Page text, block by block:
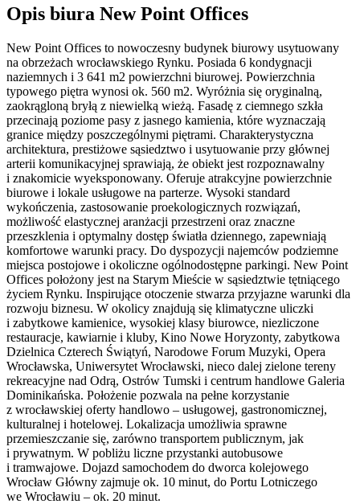
Opis biura New Point Offices
New Point Offices to nowoczesny budynek biurowy usytuowany
na obrzeżach wrocławskiego Rynku. Posiada 6 kondygnacji
naziemnych i 3 641 m2 powierzchni biurowej. Powierzchnia
typowego piętra wynosi ok. 560 m2. Wyróżnia się oryginalną,
zaokrągloną bryłą z niewielką wieżą. Fasadę z ciemnego szkła
przecinają poziome pasy z jasnego kamienia, które wyznaczają
granice między poszczególnymi piętrami. Charakterystyczna
architektura, prestiżowe sąsiedztwo i usytuowanie przy głównej
arterii komunikacyjnej sprawiają, że obiekt jest rozpoznawalny
i znakomicie wyeksponowany. Oferuje atrakcyjne powierzchnie
biurowe i lokale usługowe na parterze. Wysoki standard
wykończenia, zastosowanie proekologicznych rozwiązań,
możliwość elastycznej aranżacji przestrzeni oraz znaczne
przeszklenia i optymalny dostęp światła dziennego, zapewniają
komfortowe warunki pracy. Do dyspozycji najemców podziemne
miejsca postojowe i okoliczne ogólnodostępne parkingi. New Point
Offices położony jest na Starym Mieście w sąsiedztwie tętniącego
życiem Rynku. Inspirujące otoczenie stwarza przyjazne warunki dla
rozwoju biznesu. W okolicy znajdują się klimatyczne uliczki
i zabytkowe kamienice, wysokiej klasy biurowce, niezliczone
restauracje, kawiarnie i kluby, Kino Nowe Horyzonty, zabytkowa
Dzielnica Czterech Świątyń, Narodowe Forum Muzyki, Opera
Wrocławska, Uniwersytet Wrocławski, nieco dalej zielone tereny
rekreacyjne nad Odrą, Ostrów Tumski i centrum handlowe Galeria
Dominikańska. Położenie pozwala na pełne korzystanie
z wrocławskiej oferty handlowo – usługowej, gastronomicznej,
kulturalnej i hotelowej. Lokalizacja umożliwia sprawne
przemieszczanie się, zarówno transportem publicznym, jak
i prywatnym. W pobliżu liczne przystanki autobusowe
i tramwajowe. Dojazd samochodem do dworca kolejowego
Wrocław Główny zajmuje ok. 10 minut, do Portu Lotniczego
we Wrocławiu – ok. 20 minut.